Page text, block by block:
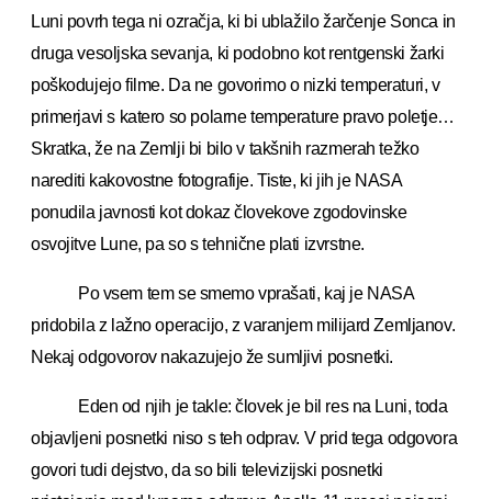
Luni povrh tega ni ozračja, ki bi ublažilo žarčenje Sonca in
druga vesoljska sevanja, ki podobno kot rentgenski žarki
poškodujejo filme. Da ne govorimo o nizki temperaturi, v
primerjavi s katero so polarne temperature pravo poletje…
Skratka, že na Zemlji bi bilo v takšnih razmerah težko
narediti kakovostne fotografije. Tiste, ki jih je NASA
ponudila javnosti kot dokaz človekove zgodovinske
osvojitve Lune, pa so s tehnične plati izvrstne.
Po vsem tem se smemo vprašati, kaj je NASA
pridobila z lažno operacijo, z varanjem milijard Zemljanov.
Nekaj odgovorov nakazujejo že sumljivi posnetki.
Eden od njih je takle: človek je bil res na Luni, toda
objavljeni posnetki niso s teh odprav. V prid tega odgovora
govori tudi dejstvo, da so bili televizijski posnetki